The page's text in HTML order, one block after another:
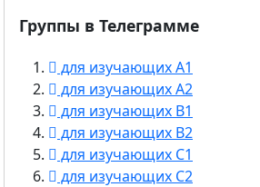
Группы в Телеграмме
для изучающих A1
для изучающих A2
для изучающих B1
для изучающих B2
для изучающих C1
для изучающих C2